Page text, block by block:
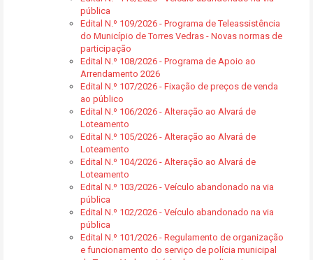
pública
Edital N.º 109/2026 - Programa de Teleassistência
do Município de Torres Vedras - Novas normas de
participação
Edital N.º 108/2026 - Programa de Apoio ao
Arrendamento 2026
Edital N.º 107/2026 - Fixação de preços de venda
ao público
Edital N.º 106/2026 - Alteração ao Alvará de
Loteamento
Edital N.º 105/2026 - Alteração ao Alvará de
Loteamento
Edital N.º 104/2026 - Alteração ao Alvará de
Loteamento
Edital N.º 103/2026 - Veículo abandonado na via
pública
Edital N.º 102/2026 - Veículo abandonado na via
pública
Edital N.º 101/2026 - Regulamento de organização
e funcionamento do serviço de polícia municipal